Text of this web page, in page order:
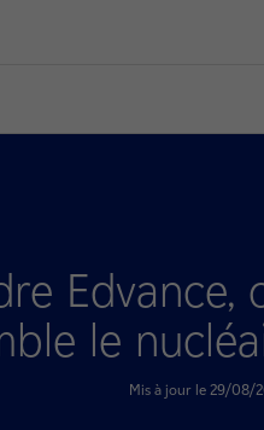
Edvance,
le
Mis à jour le 29/08/